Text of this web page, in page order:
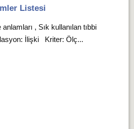
Listesi
, Sık kullanılan tıbbi
İlişki Kriter: Ölç...